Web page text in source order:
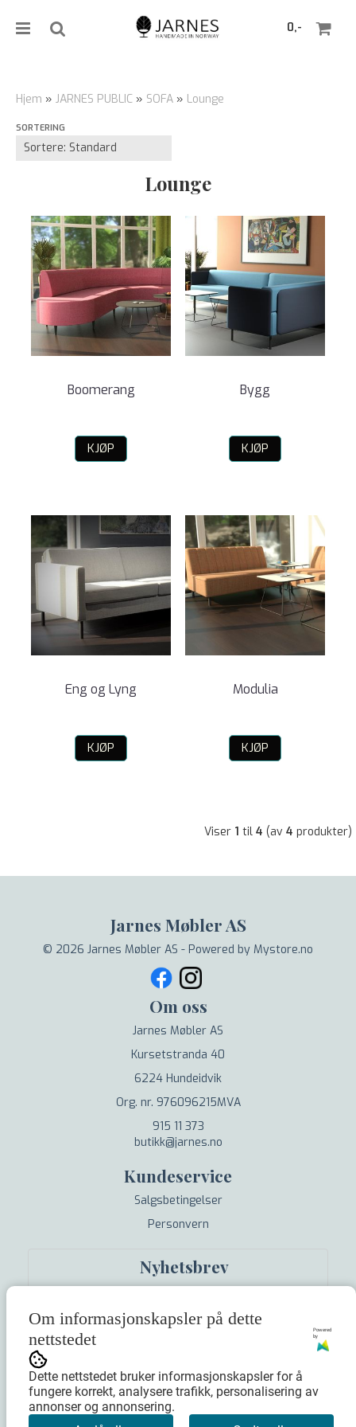
0,-
Hjem » JARNES PUBLIC » SOFA » Lounge
SORTERING
Lounge
Boomerang
KJØP
Bygg
KJØP
Eng og Lyng
KJØP
Modulia
KJØP
Viser 1 til 4 (av 4 produkter)
Jarnes Møbler AS
© 2026 Jarnes Møbler AS - Powered by Mystore.no
Om oss
Jarnes Møbler AS
Kursetstranda 40
6224 Hundeidvik
Org. nr. 976096215MVA
915 11 373
butikk@jarnes.no
Kundeservice
Salgsbetingelser
Personvern
Nyhetsbrev
Om informasjonskapsler på dette
nettstedet
Powered
by
Dette nettstedet bruker informasjonskapsler for å
fungere korrekt, analysere trafikk, personalisering av
annonser og annonsering.